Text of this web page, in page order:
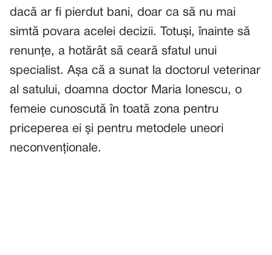
dacă ar fi pierdut bani, doar ca să nu mai
simtă povara acelei decizii. Totuși, înainte să
renunțe, a hotărât să ceară sfatul unui
specialist. Așa că a sunat la doctorul veterinar
al satului, doamna doctor Maria Ionescu, o
femeie cunoscută în toată zona pentru
priceperea ei și pentru metodele uneori
neconvenționale.